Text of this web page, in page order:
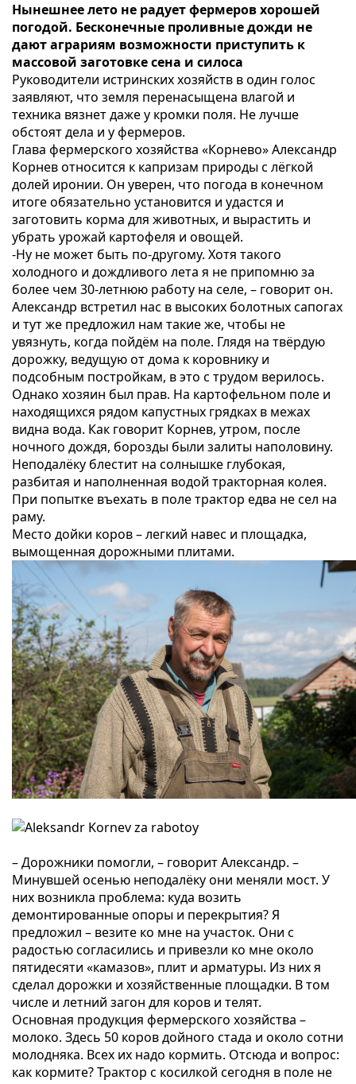
Нынешнее лето не радует фермеров хорошей
погодой. Бесконечные проливные дожди не
дают аграриям возможности приступить к
массовой заготовке сена и силоса
Руководители истринских хозяйств в один голос
заявляют, что земля перенасыщена влагой и
техника вязнет даже у кромки поля. Не лучше
обстоят дела и у фермеров.
Глава фермерского хозяйства «Корнево» Александр
Корнев относится к капризам природы с лёгкой
долей иронии. Он уверен, что погода в конечном
итоге обязательно установится и удастся и
заготовить корма для животных, и вырастить и
убрать урожай картофеля и овощей.
-Ну не может быть по-другому. Хотя такого
холодного и дождливого лета я не припомню за
более чем 30-летнюю работу на селе, – говорит он.
Александр встретил нас в высоких болотных сапогах
и тут же предложил нам такие же, чтобы не
увязнуть, когда пойдём на поле. Глядя на твёрдую
дорожку, ведущую от дома к коровнику и
подсобным постройкам, в это с трудом верилось.
Однако хозяин был прав. На картофельном поле и
находящихся рядом капустных грядках в межах
видна вода. Как говорит Корнев, утром, после
ночного дождя, борозды были залиты наполовину.
Неподалёку блестит на солнышке глубокая,
разбитая и наполненная водой тракторная колея.
При попытке въехать в поле трактор едва не сел на
раму.
Место дойки коров – легкий навес и площадка,
вымощенная дорожными плитами.
– Дорожники помогли, – говорит Александр. –
Минувшей осенью неподалёку они меняли мост. У
них возникла проблема: куда возить
демонтированные опоры и перекрытия? Я
предложил – везите ко мне на участок. Они с
радостью согласились и привезли ко мне около
пятидесяти «камазов», плит и арматуры. Из них я
сделал дорожки и хозяйственные площадки. В том
числе и летний загон для коров и телят.
Основная продукция фермерского хозяйства –
молоко. Здесь 50 коров дойного стада и около сотни
молодняка. Всех их надо кормить. Отсюда и вопрос:
как кормите? Трактор с косилкой сегодня в поле не